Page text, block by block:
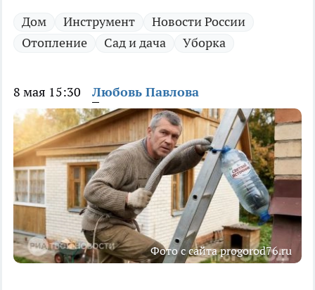
Дом Инструмент
Новости России
Отопление
Сад и дача Уборка
8 мая 15:30 Любовь Павлова
Фото с сайта progorod76.ru